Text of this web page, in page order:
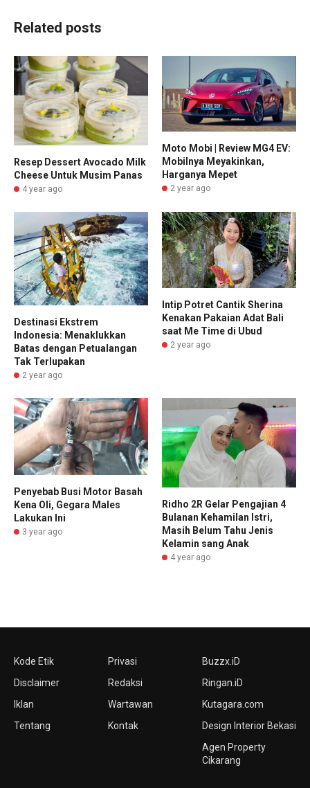
Related posts
Resep Dessert Avocado Milk
Cheese Untuk Musim Panas
4 year ago
Moto Mobi | Review MG4 EV:
Mobilnya Meyakinkan,
Harganya Mepet
2 year ago
Destinasi Ekstrem
Indonesia: Menaklukkan
Batas dengan Petualangan
Tak Terlupakan
2 year ago
Intip Potret Cantik Sherina
Kenakan Pakaian Adat Bali
saat Me Time di Ubud
2 year ago
Penyebab Busi Motor Basah
Kena Oli, Gegara Males
Lakukan Ini
3 year ago
Ridho 2R Gelar Pengajian 4
Bulanan Kehamilan Istri,
Masih Belum Tahu Jenis
Kelamin sang Anak
4 year ago
Kode Etik
Disclaimer
Iklan
Tentang
Privasi
Redaksi
Wartawan
Kontak
Buzzx.iD
Ringan.iD
Kutagara.com
Design Interior Bekasi
Agen Property
Cikarang